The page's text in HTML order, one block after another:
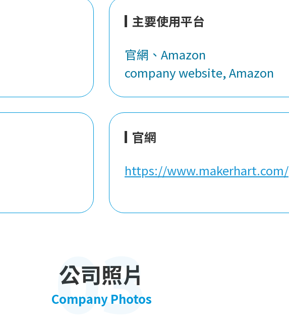
主要使用平台
官網、Amazon
company website, Amazon
官網
https://www.makerhart.com/
03
公司照片
Company Photos